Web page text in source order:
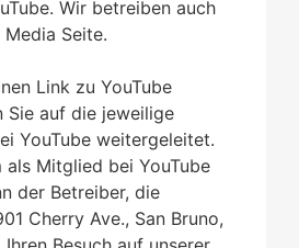
Wir betreiben auch
Seite.
Link zu YouTube
Sie auf die jeweilige
YouTube weitergeleitet.
als Mitglied bei YouTube
der Betreiber, die
Cherry Ave., San Bruno,